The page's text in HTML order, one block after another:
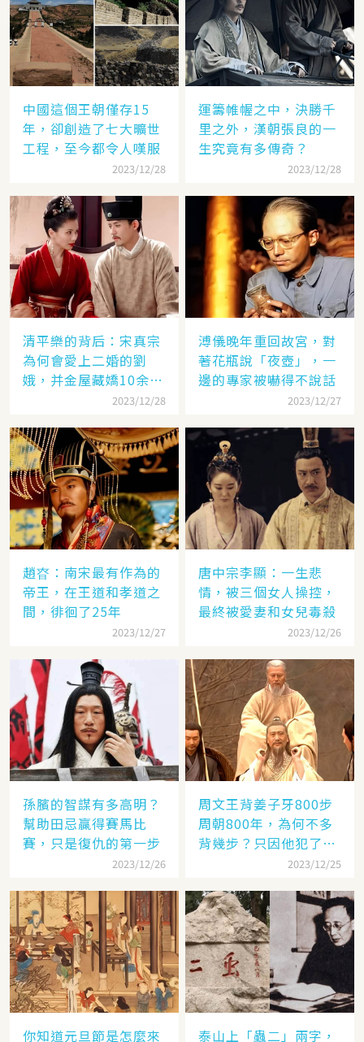
中國這個王朝僅存15
年，卻創造了七大曠世
工程，至今都令人嘆服
2023/12/28
運籌帷幄之中，決勝千
里之外，漢朝張良的一
生究竟有多傳奇？
2023/12/28
清平樂的背后：宋真宗
為何會愛上二婚的劉
娥，并金屋藏嬌10余
2023/12/28
溥儀晚年重回故宮，對
著花瓶說「夜壺」，一
邊的專家被嚇得不說話
2023/12/27
趙昚：南宋最有作為的
帝王，在王道和孝道之
間，徘徊了25年
2023/12/27
唐中宗李顯：一生悲
情，被三個女人操控，
最終被愛妻和女兒毒殺
2023/12/26
孫臏的智謀有多高明？
幫助田忌贏得賽馬比
賽，只是復仇的第一步
2023/12/26
周文王背姜子牙800步
周朝800年，為何不多
背幾步？只因他犯了個
2023/12/25
你知道元旦節是怎麼來 泰山上「蟲二」兩字，